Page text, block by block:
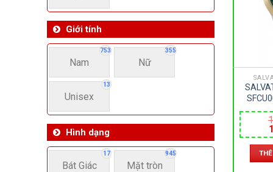
Giới tính
753
Nam
355
Nữ
13
Unisex
Hình dạng
17
Bát Giác
945
Mặt tròn
– PIN